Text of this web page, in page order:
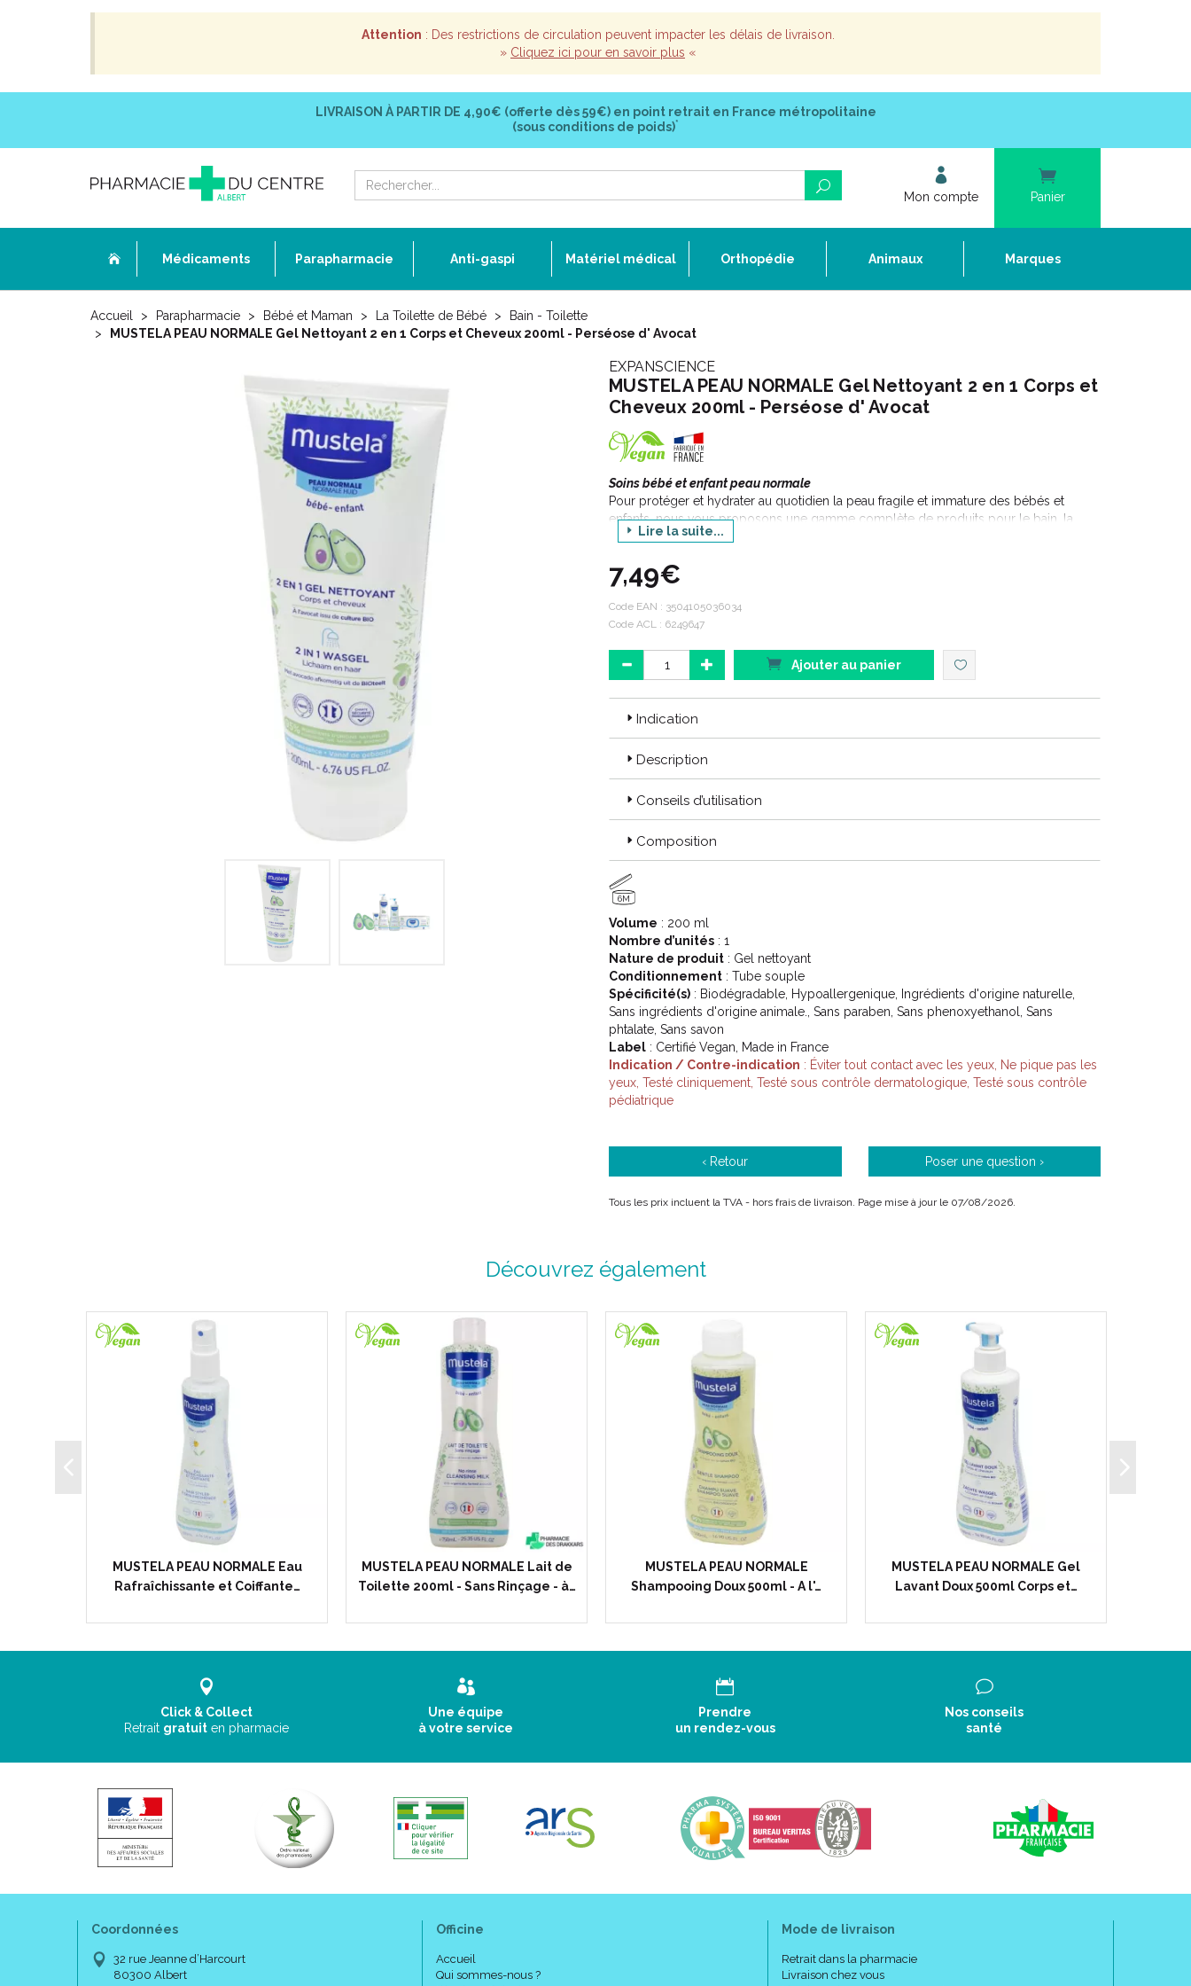
Attention : Des restrictions de circulation peuvent impacter les délais de livraison.
» Cliquez ici pour en savoir plus «
LIVRAISON À PARTIR DE 4,90€ (offerte dès 59€) en point retrait en France métropolitaine
(sous conditions de poids)*
Mon compte Panier
Médicaments Parapharmacie Anti-gaspi Matériel médical Orthopédie Animaux Marques
Accueil Parapharmacie Bébé et Maman La Toilette de Bébé
Bain - Toilette
MUSTELA PEAU NORMALE Gel Nettoyant 2 en 1 Corps et Cheveux 200ml - Perséose d' Avocat
EXPANSCIENCE
MUSTELA PEAU NORMALE Gel Nettoyant 2 en 1 Corps et
Cheveux 200ml - Perséose d' Avocat
Soins bébé et enfant peau normale
Pour protéger et hydrater au quotidien la peau fragile et immature des bébés et
enfants, nous vous proposons une gamme complète de produits pour le bain, la
toilette et le soin, à utiliser dès la naissance.
l’économie circulaire !
Lire la suite...
7,49€
Code EAN : 3504105036034
Code ACL : 6249647
Ajouter au panier
Indication
Description
Conseils d’utilisation
Composition
6M
Volume : 200 ml
Nombre d’unités : 1
Nature de produit : Gel nettoyant
Conditionnement : Tube souple
Spécificité(s) : Biodégradable, Hypoallergenique, Ingrédients d'origine naturelle,
Sans ingrédients d'origine animale., Sans paraben, Sans phenoxyethanol, Sans
phtalate, Sans savon
Label : Certifié Vegan, Made in France
Indication / Contre-indication : Éviter tout contact avec les yeux, Ne pique pas les
yeux, Testé cliniquement, Testé sous contrôle dermatologique, Testé sous contrôle
pédiatrique
‹ Retour Poser une question ›
Tous les prix incluent la TVA - hors frais de livraison. Page mise à jour le 07/08/2026.
Découvrez également
MUSTELA PEAU NORMALE Eau
Rafraîchissante et Coiffante…
MUSTELA PEAU NORMALE Lait de
Toilette 200ml - Sans Rinçage - à…
MUSTELA PEAU NORMALE
Shampooing Doux 500ml - A l'…
MUSTELA PEAU NORMALE Gel
Lavant Doux 500ml Corps et…
Click & Collect
Retrait gratuit en pharmacie
Une équipe
à votre service
Prendre
un rendez-vous
Nos conseils
santé
Coordonnées
32 rue Jeanne d’Harcourt
80300 Albert
Officine
Accueil
Qui sommes-nous ?
Mode de livraison
Retrait dans la pharmacie
Livraison chez vous